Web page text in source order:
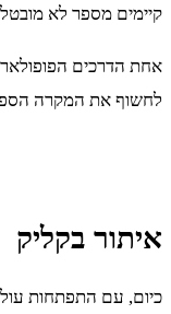
קיימים מספר לא מובטל
אחת הדרכים
לחשוף את המקרה
איתור בקליק
כיום, עם התפתחות